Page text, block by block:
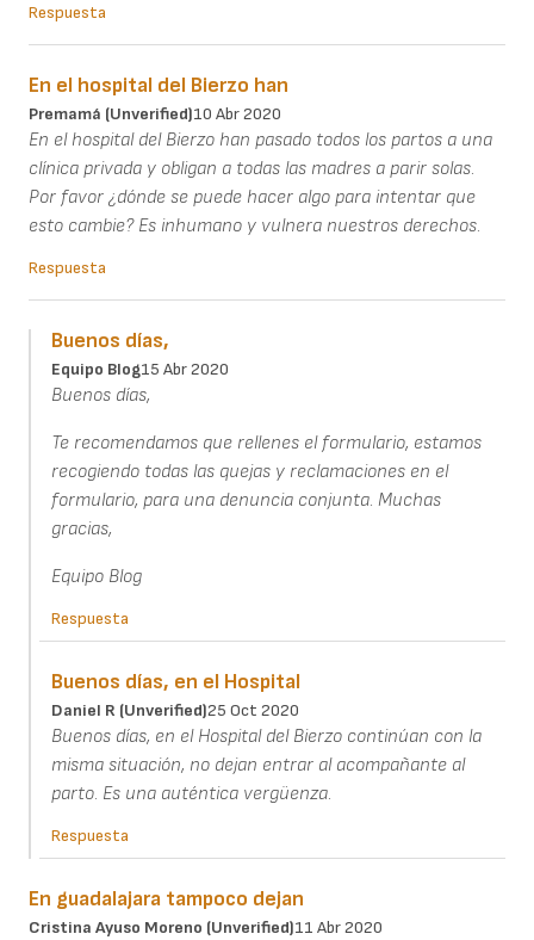
Respuesta
En el hospital del Bierzo han
Premamá (unverified)10 Abr 2020
En el hospital del Bierzo han pasado todos los partos a una
clínica privada y obligan a todas las madres a parir solas.
Por favor ¿dónde se puede hacer algo para intentar que
esto cambie? Es inhumano y vulnera nuestros derechos.
Respuesta
Buenos días,
Equipo Blog15 Abr 2020
Buenos días,
Te recomendamos que rellenes el formulario, estamos
recogiendo todas las quejas y reclamaciones en el
formulario, para una denuncia conjunta. Muchas
gracias,
Equipo Blog
Respuesta
Buenos días, en el Hospital
Daniel R (unverified)25 Oct 2020
Buenos días, en el Hospital del Bierzo continúan con la
misma situación, no dejan entrar al acompañante al
parto. Es una auténtica vergüenza.
Respuesta
En guadalajara tampoco dejan
Cristina Ayuso Moreno (unverified)11 Abr 2020